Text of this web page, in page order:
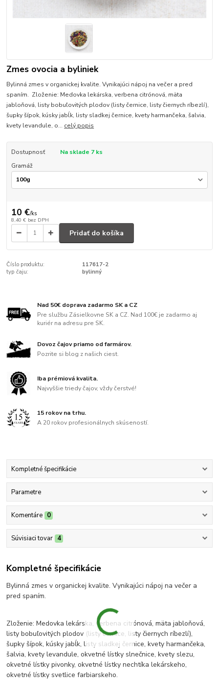
Zmes ovocia a byliniek
Bylinná zmes v organickej kvalite. Vynikajúci nápoj na večer a pred
spaním. Zloženie: Medovka lekárska, verbena citrónová, mäta
jabloňová, listy bobuľovitých plodov (listy černice, listy čiernych ríbezlí),
šupky šípok, kúsky jabĺk, listy sladkej černice, kvety harmančeka, šalvia,
kvety levandule, o... celý popis
Dostupnosť
Na sklade 7 ks
Gramáž
10 €/ks
8,40 € bez DPH
Pridať do košíka
Číslo produktu:
117617-2
typ čaju:
bylinný
Nad 50€ doprava zadarmo SK a CZ
Pre službu Zásielkovne SK a CZ. Nad 100€ je zadarmo aj
kuriér na adresu pre SK.
Dovoz čajov priamo od farmárov.
Pozrite si blog z našich ciest.
Iba prémiová kvalita.
Najvyššie triedy čajov, vždy čerstvé!
15 rokov na trhu.
A 20 rokov profesionálnych skúseností.
Kompletné špecifikácie
Parametre
Komentáre 0
Súvisiaci tovar 4
Kompletné špecifikácie
Bylinná zmes v organickej kvalite. Vynikajúci nápoj na večer a
pred spaním.
Zloženie: Medovka lekárska, verbena citrónová, mäta jabloňová,
listy bobuľovitých plodov (listy černice, listy čiernych ríbezlí),
šupky šípok, kúsky jabĺk, listy sladkej černice, kvety harmančeka,
šalvia, kvety levandule, okvetné lístky slnečnice, kvety slezu,
okvetné lístky pivonky, okvetné lístky nechtíka lekárskeho,
okvetné lístky svetlice farbiarskeho.